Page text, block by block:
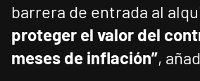
barrera de entrada al
proteger el valor del
meses de inflación”,